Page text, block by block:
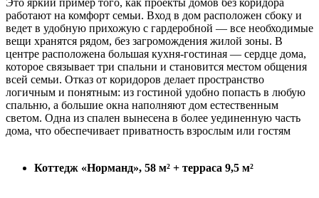
Это яркий пример того, как проекты домов без коридора
работают на комфорт семьи. Вход в дом расположен сбоку и
ведет в удобную прихожую с гардеробной — все необходимые
вещи хранятся рядом, без загромождения жилой зоны. В
центре расположена большая кухня-гостиная — сердце дома,
которое связывает три спальни и становится местом общения
всей семьи. Отказ от коридоров делает пространство
логичным и понятным: из гостиной удобно попасть в любую
спальню, а большие окна наполняют дом естественным
светом. Одна из спален вынесена в более уединенную часть
дома, что обеспечивает приватность взрослым или гостям
Коттедж «Норманд», 58 м² + терраса 9,5 м²